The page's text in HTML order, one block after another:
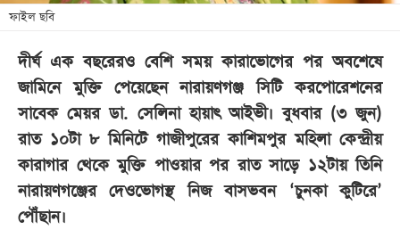
শিক্ষা
সব
বিভাগ
ছবি
ভিডিও
ফাইল ছবি
দীর্ঘ এক বছরেরও বেশি সময় কারাভোগের পর অবশেষে
জামিনে মুক্তি পেয়েছেন নারায়ণগঞ্জ সিটি করপোরেশনের
সাবেক মেয়র ডা. সেলিনা হায়াৎ আইভী। বুধবার (৩ জুন)
রাত ১০টা ৮ মিনিটে গাজীপুরের কাশিমপুর মহিলা কেন্দ্রীয়
কারাগার থেকে মুক্তি পাওয়ার পর রাত সাড়ে ১২টায় তিনি
নারায়ণগঞ্জের দেওভোগস্থ নিজ বাসভবন ‘চুনকা কুটিরে’
পৌঁছান।